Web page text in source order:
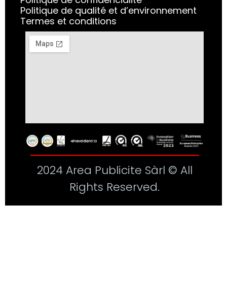
Politique de qualité et d’environnement
Termes et conditions
2024 Area Publicite Sàrl © All
Rights Reserved.